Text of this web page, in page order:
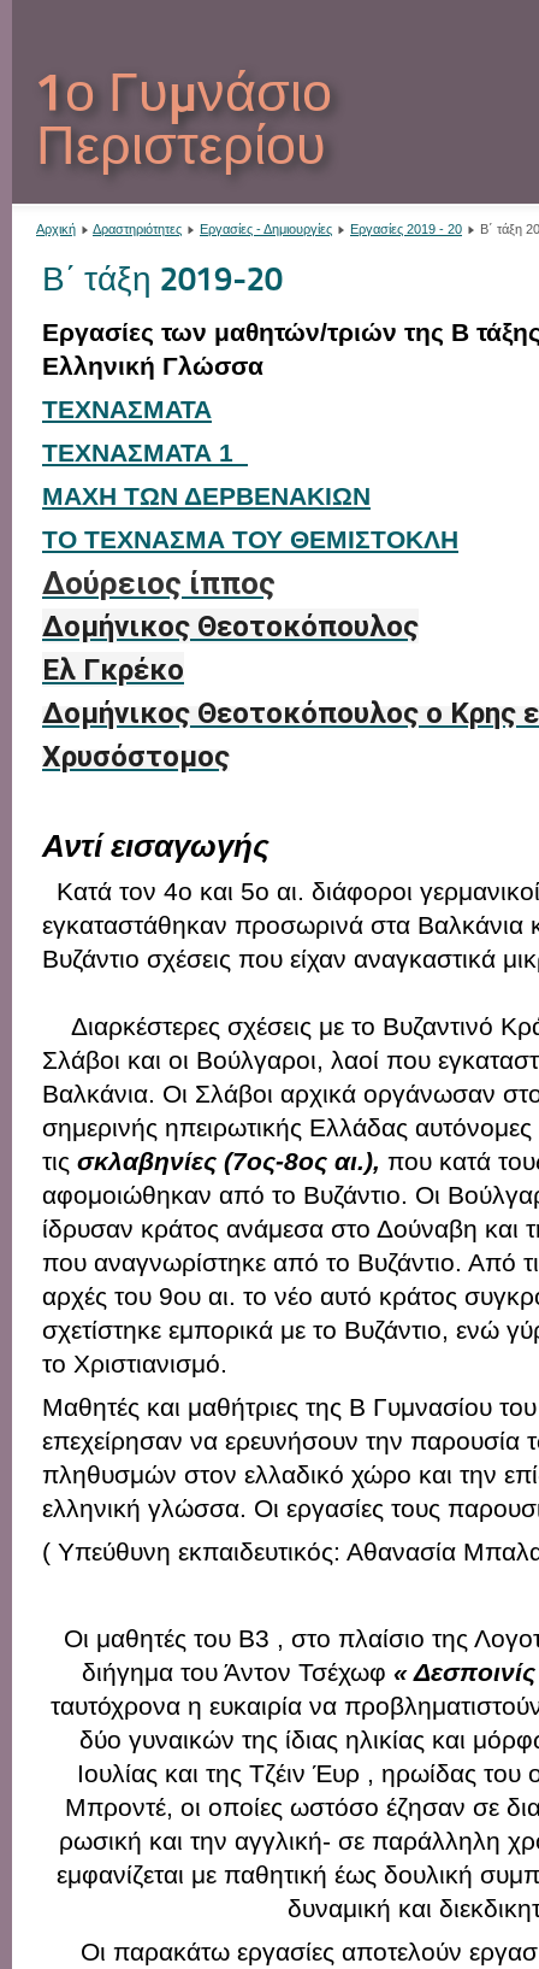
1ο Γυμνάσιο
Περιστερίου
Αρχική Δραστηριότητες Εργασίες - Δημιουργίες Εργασίες 2019 - 20 Β΄ τάξη
Β΄ τάξη 2019-20
Εργασίες των μαθητών/τριών της Β
Ελληνική Γλώσσα
ΤΕΧΝΑΣΜΑΤΑ
ΤΕΧΝΑΣΜΑΤΑ 1
ΜΑΧΗ ΤΩΝ ΔΕΡΒΕΝΑΚΙΩΝ
ΤΟ ΤΕΧΝΑΣΜΑ ΤΟΥ ΘΕΜΙΣΤΟΚΛΗ
Δούρειος ίππος
Δομήνικος Θεοτοκόπουλος
Ελ Γκρέκο
Δομήνικος Θεοτοκόπουλος ο Κρης
Χρυσόστομος
Αντί εισαγωγής
Κατά τον 4ο και 5ο αι. διάφοροι
εγκαταστάθηκαν προσωρινά στα Βαλκάνια
Βυζάντιο σχέσεις που είχαν αναγκαστικά
Διαρκέστερες σχέσεις με το Βυζαντινό
Σλάβοι και οι Βούλγαροι, λαοί που
Βαλκάνια. Οι Σλάβοι αρχικά οργάνωσαν
σημερινής ηπειρωτικής Ελλάδας αυτόνομες
τις σκλαβηνίες (7ος-8ος αι.), που κατά
αφομοιώθηκαν από το Βυζάντιο. Οι
ίδρυσαν κράτος ανάμεσα στο Δούναβη και
που αναγνωρίστηκε από το Βυζάντιο. Από
αρχές του 9ου αι. το νέο αυτό κράτος
σχετίστηκε εμπορικά με το Βυζάντιο, ενώ
το Χριστιανισμό.
Μαθητές και μαθήτριες της Β Γυμνασίου
επεχείρησαν να ερευνήσουν την
πληθυσμών στον ελλαδικό χώρο και την
ελληνική γλώσσα. Οι εργασίες τους
( Υπεύθυνη εκπαιδευτικός: Αθανασία
Οι μαθητές του Β3 , στο πλαίσιο της
διήγημα του Άντον Τσέχωφ «
ταυτόχρονα η ευκαιρία να
δύο γυναικών της ίδιας ηλικίας και
Ιουλίας και της Τζέιν Έυρ , ηρωίδας
Μπροντέ, οι οποίες ωστόσο έζησαν σε
ρωσική και την αγγλική- σε παράλληλη
εμφανίζεται με παθητική έως δουλική
δυναμική και
Οι παρακάτω εργασίες αποτελούν